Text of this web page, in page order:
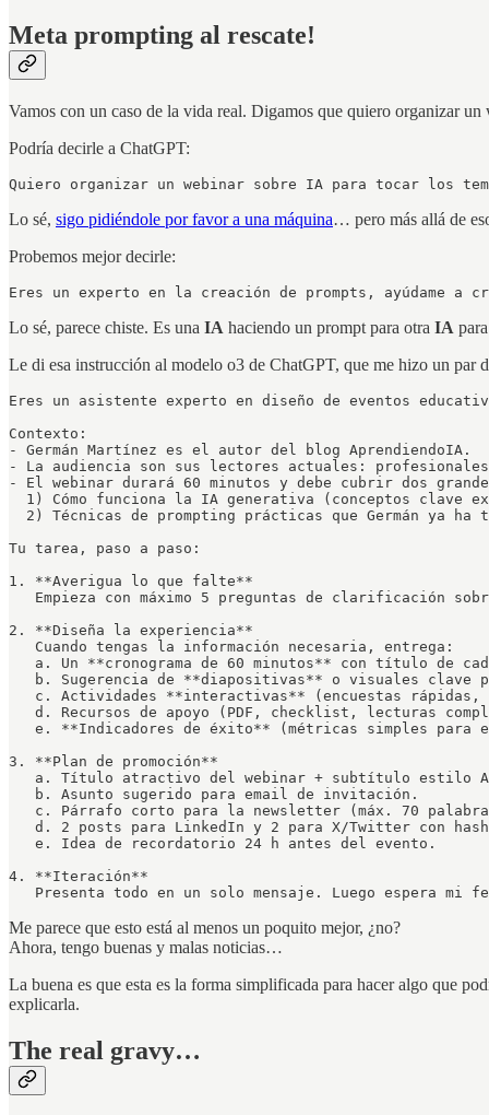
Meta prompting al rescate!
Vamos con un caso de la vida real. Digamos que quiero organizar
Podría decirle a ChatGPT:
Quiero organizar un webinar sobre IA para tocar los
Lo sé, sigo pidiéndole por favor a una máquina… pero más allá de
Probemos mejor decirle:
Eres un experto en la creación de prompts, ayúdame a
Lo sé, parece chiste. Es una IA haciendo un prompt para otra IA
Le di esa instrucción al modelo o3 de ChatGPT, que me hizo un par
Eres un asistente experto en diseño de eventos
Contexto:
- Germán Martínez es el autor del blog AprendiendoIA.
- La audiencia son sus lectores actuales:
- El webinar durará 60 minutos y debe cubrir dos
1) Cómo funciona la IA generativa (conceptos clave
2) Técnicas de prompting prácticas que Germán ya ha
Tu tarea, paso a paso:
1. **Averigua lo que falte**
Empieza con máximo 5 preguntas de clarificación
2. **Diseña la experiencia**
   Cuando tengas la información necesaria, entrega:
a. Un **cronograma de 60 minutos** con título de
b. Sugerencia de **diapositivas** o visuales
c. Actividades **interactivas** (encuestas
d. Recursos de apoyo (PDF, checklist, lecturas
e. **Indicadores de éxito** (métricas simples para
3. **Plan de promoción**
a. Título atractivo del webinar + subtítulo
   b. Asunto sugerido para email de invitación.
c. Párrafo corto para la newsletter (máx. 70
d. 2 posts para LinkedIn y 2 para X/Twitter con
   e. Idea de recordatorio 24 h antes del evento.
4. **Iteración**
Me parece que esto está al menos un poquito mejor, ¿no?
Ahora, tengo buenas y malas noticias…
La buena es que esta es la forma simplificada para hacer algo que
explicarla.
The real gravy…